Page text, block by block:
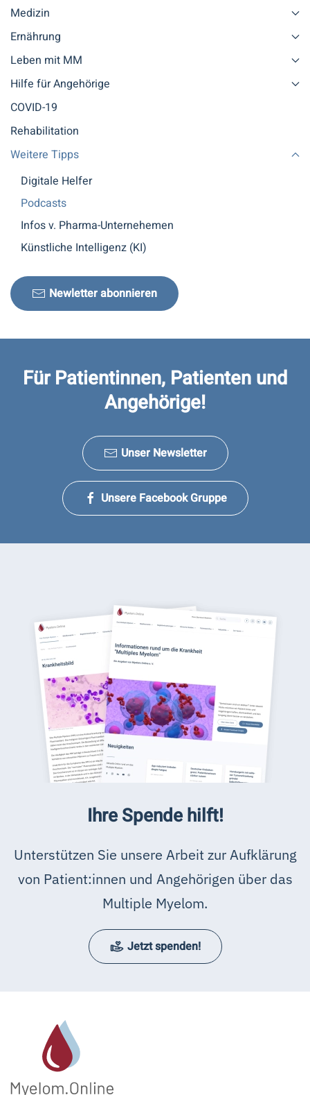
Medizin
Ernährung
Leben mit MM
Hilfe für Angehörige
COVID-19
Rehabilitation
Weitere Tipps
Digitale Helfer
Podcasts
Infos v. Pharma-Unternehemen
Künstliche Intelligenz (KI)
Newletter abonnieren
Für Patientinnen, Patienten und
Angehörige!
Unser Newsletter
Unsere Facebook Gruppe
Ihre Spende hilft!
Unterstützen Sie unsere Arbeit zur Aufklärung
von Patient:innen und Angehörigen über das
Multiple Myelom.
Jetzt spenden!